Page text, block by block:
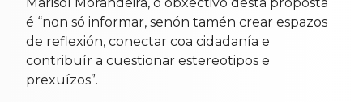
é “non só informar, senón tamén crear espazos
de reflexión, conectar coa cidadanía e
contribuír a cuestionar estereotipos e
prexuízos”.